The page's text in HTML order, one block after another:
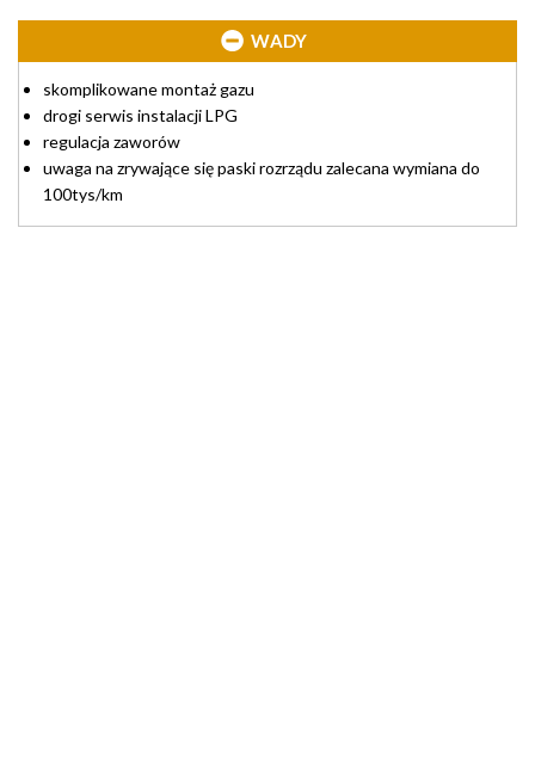
WADY
skomplikowane montaż gazu
drogi serwis instalacji LPG
regulacja zaworów
uwaga na zrywające się paski rozrządu zalecana wymiana do
100tys/km